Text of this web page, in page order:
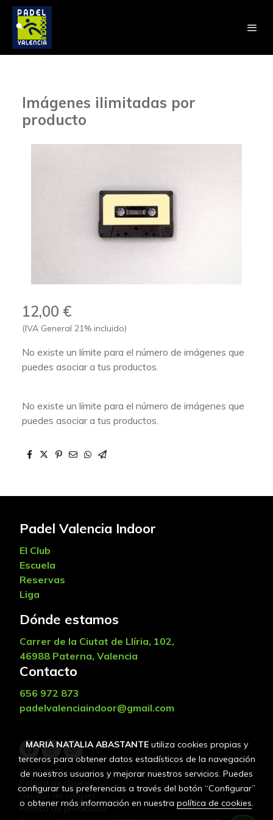
Imágenes ilimitadas por
producto
12,00 €
(IVA General 21% incluido)
No existe un límite para el número de imágenes que
puedes asociar a tus productos.
No existe un límite para el número de imágenes que
puedes asociar a tus productos.
Padel Valencia Indoor
El Club
Escuela
Reservas
Liga
Dónde estamos
Carrer de la Ciutat de Llíria, 102,
46988 Paterna, Valencia
Contacto
656 972 873
padelvalenciaindoor@gmail.com
Aviso legal
Gestión de cookies
Política de privacidad
MARIA NATALIA ABASTANTEutiliza cookies propias y
terceros para obtener datos estadísticos de la navegación
de nuestros usuarios y mejorar nuestros servicios. Puedes
configurar tus preferencias a través del botón “Configurar”
o obtener más información en nuestra política de cookies.